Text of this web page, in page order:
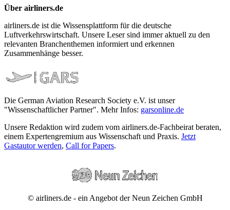
Über airliners.de
airliners.de ist die Wissensplattform für die deutsche
Luftverkehrswirtschaft. Unsere Leser sind immer aktuell zu den
relevanten Branchenthemen informiert und erkennen
Zusammenhänge besser.
Die German Aviation Research Society e.V. ist unser
"Wissenschaftlicher Partner". Mehr Infos: garsonline.de
Unsere Redaktion wird zudem vom airliners.de-Fachbeirat beraten,
einem Expertengremium aus Wissenschaft und Praxis. Jetzt
Gastautor werden, Call for Papers.
© airliners.de - ein Angebot der Neun Zeichen GmbH